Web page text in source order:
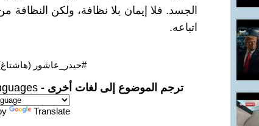
الجسد. فلا إيمان بلا نظافة، ولكن النظافة
اتباعه.
#حيدر_عاشور
ترجم الموضوع إلى لغات أخرى -
Translate